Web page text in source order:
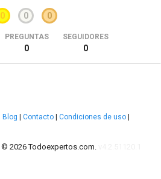
0 0 0
PREGUNTAS
0
SEGUIDORES
0
Blog Contacto Condiciones de uso
© 2026 Todoexpertos.com.